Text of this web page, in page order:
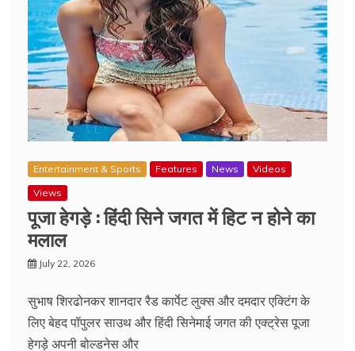
Entertainment & Sports Features News
Videos
Views
पूजा हेगड़े : हिंदी सिने जगत में हिट न होने का
मलाल
July 22, 2026
सुभाष शिरढोनकर शानदार रैड कार्पेट लुक्स और दमदार एक्टिंग के
लिए बेहद पॉपुलर साउथ और हिंदी सिनेमाई जगत की एक्‍ट्रेस पूजा
हेगड़े अपनी बोल्डनेस और